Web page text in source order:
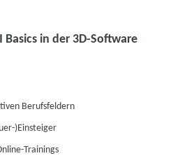
in der 3D-Software
Berufsfeldern
)Einsteiger
Trainings